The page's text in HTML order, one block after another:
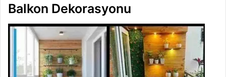
Balkon Dekorasyonu